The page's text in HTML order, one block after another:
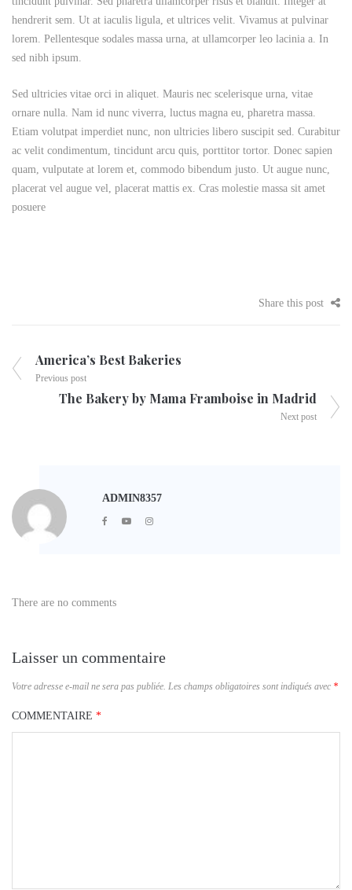
hendrerit sem. Ut at iaculis ligula, et ultrices velit. Vivamus at pulvinar
lorem. Pellentesque sodales massa urna, at ullamcorper leo lacinia a. In
sed nibh ipsum.
Sed ultricies vitae orci in aliquet. Mauris nec scelerisque urna, vitae
ornare nulla. Nam id nunc viverra, luctus magna eu, pharetra massa.
Etiam volutpat imperdiet nunc, non ultricies libero suscipit sed. Curabitur
ac velit condimentum, tincidunt arcu quis, porttitor tortor. Donec sapien
quam, vulputate at lorem et, commodo bibendum justo. Ut augue nunc,
placerat vel augue vel, placerat mattis ex. Cras molestie massa sit amet
posuere
Share this post
America’s Best Bakeries
Previous post
The Bakery by Mama Framboise in Madrid
Next post
ADMIN8357
There are no comments
Laisser un commentaire
Votre adresse e-mail ne sera pas publiée. Les champs obligatoires sont indiqués avec *
COMMENTAIRE *